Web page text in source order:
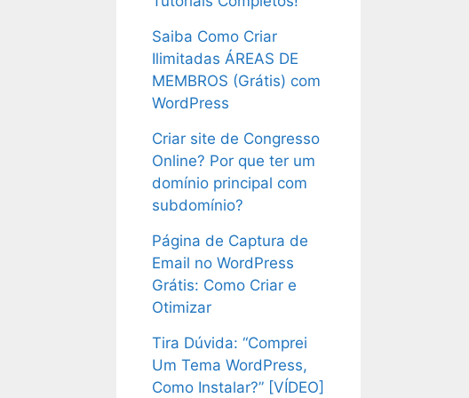
Saiba Como Criar
Ilimitadas ÁREAS DE
MEMBROS (Grátis) com
WordPress
Criar site de Congresso
Online? Por que ter um
domínio principal com
subdomínio?
Página de Captura de
Email no WordPress
Grátis: Como Criar e
Otimizar
Tira Dúvida: “Comprei
Um Tema WordPress,
Como Instalar?” [VÍDEO]